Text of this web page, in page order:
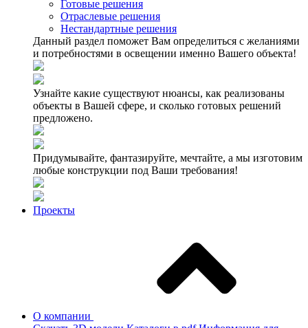
Готовые решения
Отраслевые решения
Нестандартные решения
Данный раздел поможет Вам определиться с желаниями
и потребностями в освещении именно Вашего объекта!
Узнайте какие существуют нюансы, как реализованы
объекты в Вашей сфере, и сколько готовых решений
предложено.
Придумывайте, фантазируйте, мечтайте, а мы изготовим
любые конструкции под Ваши требования!
Проекты
О компании